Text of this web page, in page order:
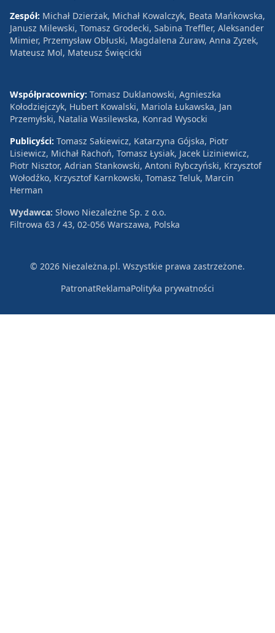
Zespół: Michał Dzierżak, Michał Kowalczyk, Beata Mańkowska,
Janusz Milewski, Tomasz Grodecki, Sabina Treffler, Aleksander
Mimier, Przemysław Obłuski, Magdalena Żuraw, Anna Zyzek,
Mateusz Mol, Mateusz Święcicki
Współpracownicy: Tomasz Duklanowski, Agnieszka
Kołodziejczyk, Hubert Kowalski, Mariola Łukawska, Jan
Przemyłski, Natalia Wasilewska, Konrad Wysocki
Publicyści: Tomasz Sakiewicz, Katarzyna Gójska, Piotr
Lisiewicz, Michał Rachoń, Tomasz Łysiak, Jacek Liziniewicz,
Piotr Nisztor, Adrian Stankowski, Antoni Rybczyński, Krzysztof
Wołodźko, Krzysztof Karnkowski, Tomasz Teluk, Marcin
Herman
Wydawca: Słowo Niezależne Sp. z o.o.
Filtrowa 63 / 43, 02-056 Warszawa, Polska
© 2026 Niezależna.pl. Wszystkie prawa zastrzeżone.
PatronatReklamaPolityka prywatności